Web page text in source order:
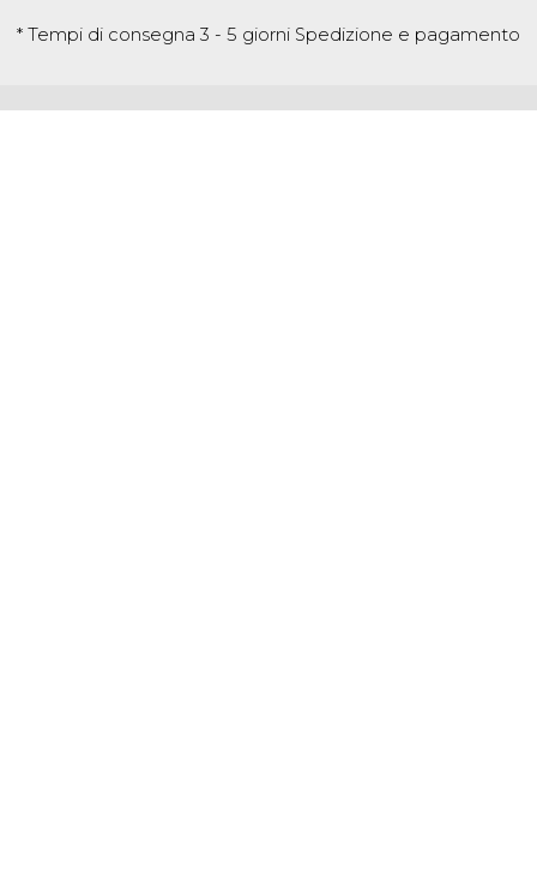
* Tempi di consegna 3 - 5 giorni Spedizione e pagamento